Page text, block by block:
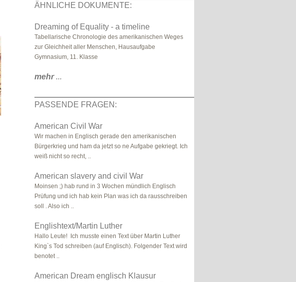
ÄHNLICHE DOKUMENTE:
Dreaming of Equality - a timeline
Tabellarische Chronologie des amerikanischen Weges
zur Gleichheit aller Menschen, Hausaufgabe
Gymnasium, 11. Klasse
mehr...
PASSENDE FRAGEN:
American Civil War
Wir machen in Englisch gerade den amerikanischen
Bürgerkrieg und ham da jetzt so ne Aufgabe gekriegt. Ich
weiß nicht so recht, ..
American slavery and civil War
Moinsen ;) hab rund in 3 Wochen mündlich Englisch
Prüfung und ich hab kein Plan was ich da rausschreiben
soll . Also ich ..
Englishtext/Martin Luther
Hallo Leute! Ich musste einen Text über Martin Luther
King`s Tod schreiben (auf Englisch). Folgender Text wird
benotet ..
American Dream englisch Klausur